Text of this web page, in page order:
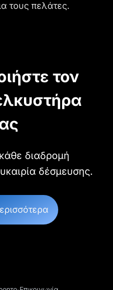
τους πελάτες.
τον
διαδρομή
δέσμευσης.